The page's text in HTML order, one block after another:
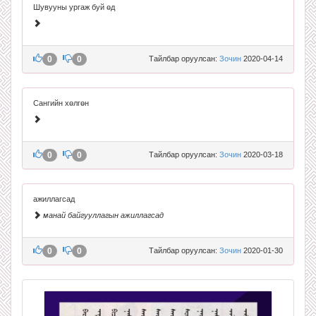
Шувууны ургаж буй өд
Тайлбар оруулсан: Зочин 2020-04-14
0 0
Сангийн хөлгөн
Тайлбар оруулсан: Зочин 2020-03-18
0 0
ажиллагсад
манай байгууллагын ажиллагсад
Тайлбар оруулсан: Зочин 2020-01-30
0 0